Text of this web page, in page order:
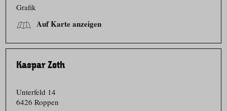
Grafik
Auf Karte anzeigen
Kaspar Zoth
Unterfeld 14
6426 Roppen